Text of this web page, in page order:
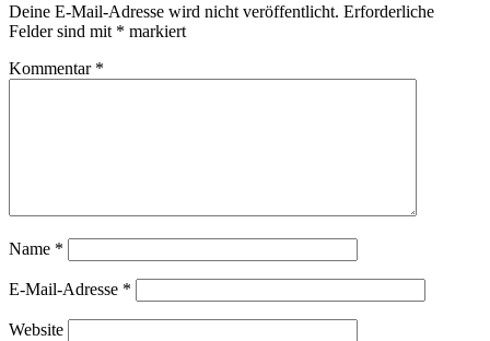
Deine E-Mail-Adresse wird nicht veröffentlicht. Erforderliche
Felder sind mit * markiert
Kommentar *
Name *
E-Mail-Adresse *
Website